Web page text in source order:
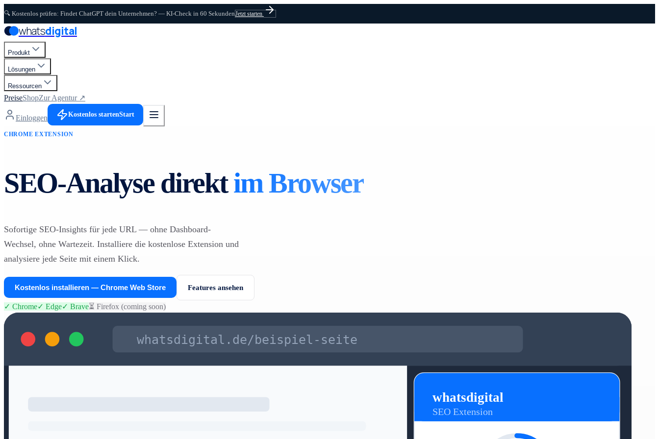
Zum Hauptinhalt springen
🔍 Kostenlos prüfen: Findet ChatGPT dein Unternehmen? — KI-Check in 60 SekundenJetzt starten
whatsdigital
Produkt
Lösungen
Ressourcen
PreiseShopZur Agentur ↗
Einloggen Kostenlos startenStart
CHROME EXTENSION
SEO-Analyse direkt im Browser
Sofortige SEO-Insights für jede URL — ohne Dashboard-
Wechsel, ohne Wartezeit. Installiere die kostenlose Extension und
analysiere jede Seite mit einem Klick.
Kostenlos installieren — Chrome Web Store Features ansehen
✓ Chrome✓ Edge✓ Brave⏳ Firefox (coming soon)
whatsdigital.de/beispiel-seite
whatsdigital
SEO Extension